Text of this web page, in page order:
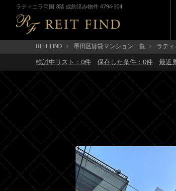
ラティエラ両国 3階 成約済み物件 4794-304
REIT FIND 墨田区賃貸マンション一覧 ラティ
検討中リスト： 0件 保存した条件： 0件 最近